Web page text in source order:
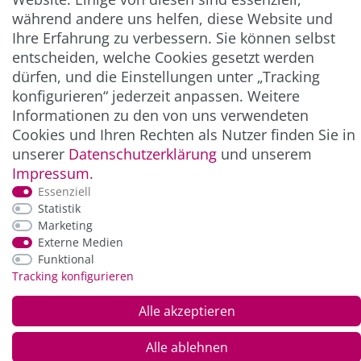
** Hierbei handelt es sich um ein Pflichtfeld.
ZAHLUNG & VERSAND
*Alle Preise inkl. der gesetzl. MwSt. zzgl.
und Versandkosten
während andere uns helfen, diese Website und
Ihre Erfahrung zu verbessern. Sie können selbst
entscheiden, welche Cookies gesetzt werden
dürfen, und die Einstellungen unter „Tracking
konfigurieren“ jederzeit anpassen. Weitere
Informationen zu den von uns verwendeten
Cookies und Ihren Rechten als Nutzer finden Sie in
unserer Daten­schutz­erklärung und unserem
Impressum.
Essenziell
Statistik
Marketing
Externe Medien
Funktional
Tracking konfigurieren
Alle akzeptieren
Alle ablehnen
© Copyright 2026 Alle Rechte vorbehalten. |